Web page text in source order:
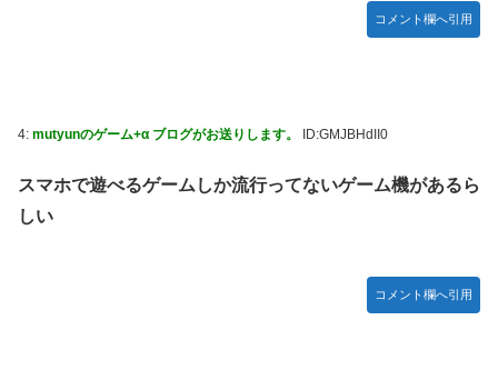
閉スペクトラム症」診断にショックで泣く
番組が最新SNSの数十年先を行っていたと話題に
【ウマ娘】ジェンティル「そろそろ狩るわ...♥」
【競馬】あの武ルメ痛バッグのファンさん、二人とツーショ
コメント欄へ引用
4: mutyunのゲーム+α ブログがお送りします。 ID:GMJBHdII0
スマホで遊べるゲームしか流行ってないゲーム機があるら
しい
コメント欄へ引用